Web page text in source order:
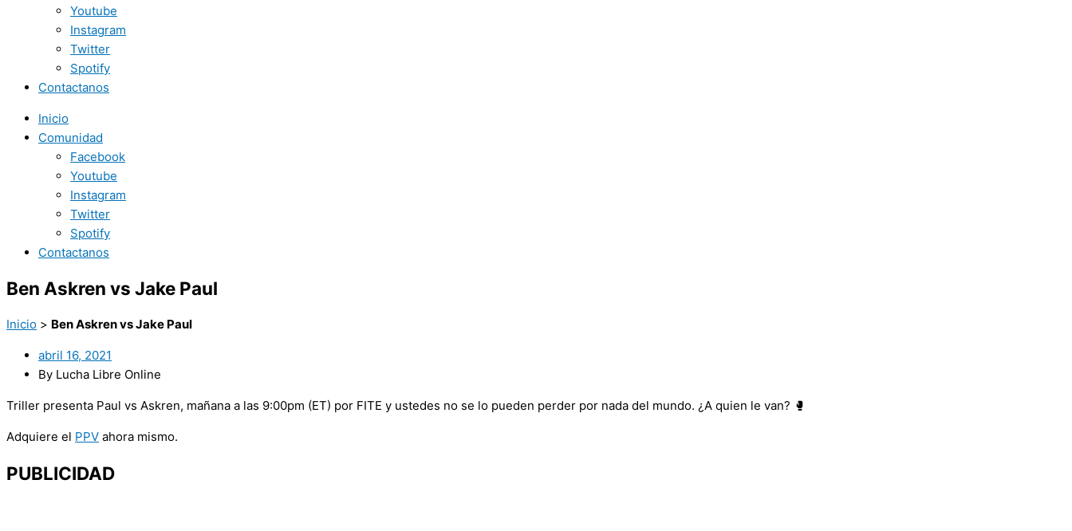
Youtube
Instagram
Twitter
Spotify
Contactanos
Inicio
Comunidad
Facebook
Youtube
Instagram
Twitter
Spotify
Contactanos
Ben Askren vs Jake Paul
Inicio > Ben Askren vs Jake Paul
abril 16, 2021
By Lucha Libre Online
Triller presenta Paul vs Askren, mañana a las 9:00pm (ET) por FITE y ustedes no se lo pueden perder por nada del mundo. ¿A quien le van? 🥊
Adquiere el PPV ahora mismo.
PUBLICIDAD